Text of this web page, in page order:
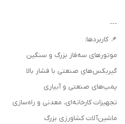
---
📌 کاربردها:
موتورهای سه‌فاز بزرگ و سنگین
گیربکس‌های صنعتی با فشار بالا
پمپ‌های صنعتی و آبیاری
تجهیزات کارخانه‌ای، معدنی و راه‌سازی
ماشین‌آلات کشاورزی بزرگ